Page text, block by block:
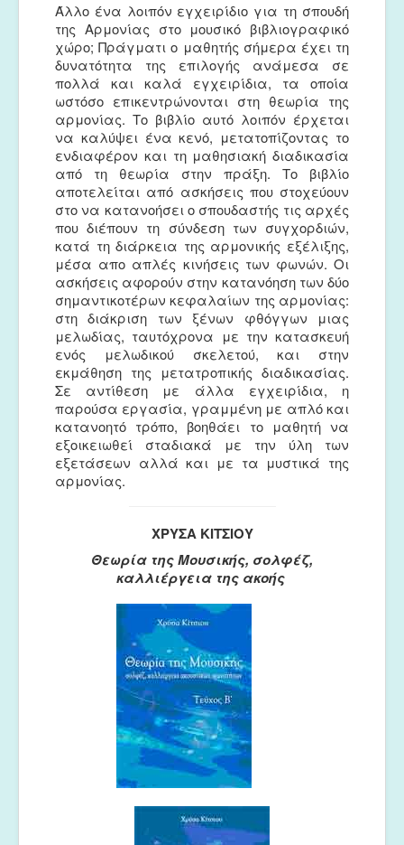
Άλλο ένα λοιπόν εγχειρίδιο για τη σπουδή
της Αρμονίας στο μουσικό βιβλιογραφικό
χώρο; Πράγματι ο μαθητής σήμερα έχει τη
δυνατότητα της επιλογής ανάμεσα σε
πολλά και καλά εγχειρίδια, τα οποία
ωστόσο επικεντρώνονται στη θεωρία της
αρμονίας. Το βιβλίο αυτό λοιπόν έρχεται
να καλύψει ένα κενό, μετατοπίζοντας το
ενδιαφέρον και τη μαθησιακή διαδικασία
από τη θεωρία στην πράξη. Το βιβλίο
αποτελείται από ασκήσεις που στοχεύουν
στο να κατανοήσει ο σπουδαστής τις αρχές
που διέπουν τη σύνδεση των συγχορδιών,
κατά τη διάρκεια της αρμονικής εξέλιξης,
μέσα απο απλές κινήσεις των φωνών. Οι
ασκήσεις αφορούν στην κατανόηση των δύο
σημαντικοτέρων κεφαλαίων της αρμονίας:
στη διάκριση των ξένων φθόγγων μιας
μελωδίας, ταυτόχρονα με την κατασκευή
ενός μελωδικού σκελετού, και στην
εκμάθηση της μετατροπικής διαδικασίας.
Σε αντίθεση με άλλα εγχειρίδια, η
παρούσα εργασία, γραμμένη με απλό και
κατανοητό τρόπο, βοηθάει το μαθητή να
εξοικειωθεί σταδιακά με την ύλη των
εξετάσεων αλλά και με τα μυστικά της
αρμονίας.
ΧΡΥΣΑ ΚΙΤΣΙΟΥ
Θεωρία της Μουσικής, σολφέζ,
καλλιέργεια της ακοής